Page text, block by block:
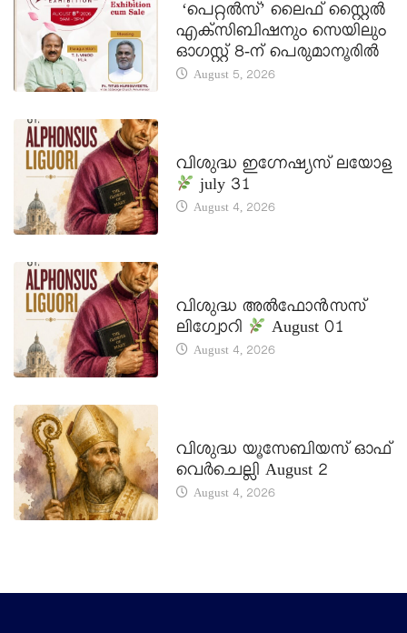
‘പെറ്റൽസ്’ ലൈഫ് സ്റ്റൈൽ
എക്സിബിഷനും സെയിലും
ഓഗസ്റ്റ് 8-ന് പെരുമാനൂരിൽ
August 5, 2026
വിശുദ്ധ ഇഗ്നേഷ്യസ് ലയോള
july 31
August 4, 2026
വിശുദ്ധ അൽഫോൻസസ്
ലിഗ്വോറി
August 01
August 4, 2026
വിശുദ്ധ യൂസേബിയസ് ഓഫ്
വെർചെല്ലി August 2
August 4, 2026